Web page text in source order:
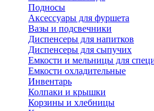
Подносы
Аксессуары для фуршета
Вазы и подсвечники
Диспенсеры для напитков
Диспенсеры для сыпучих
Емкости и мельницы для
Емкости охладительные
Инвентарь
Колпаки и крышки
Корзины и хлебницы